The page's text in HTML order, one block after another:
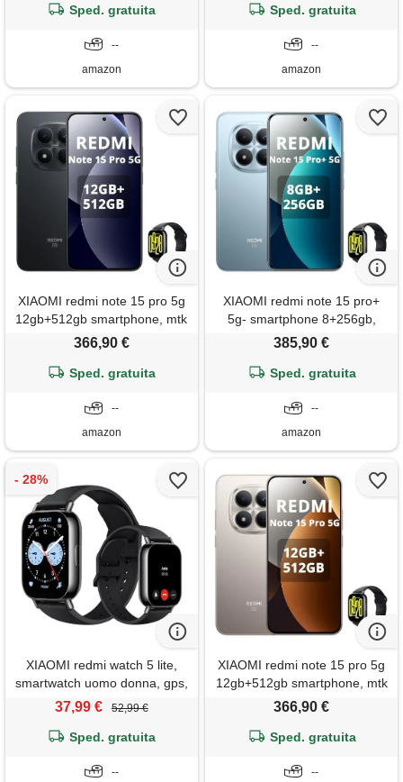
6,59 120 hz, snapdragon 8
incluso smart watch
Sped. gratuita
--
amazon
6,59" 120hz, snapdragon 8
incluso smart watch
Sped. gratuita
--
amazon
XIAOMI redmi note 15 pro 5g
12gb+512gb smartphone, mtk
dimensity 7400-ultra, 6.83
fotocamera, batteria
non, nero, incluso smart
watch
366,90 €
Sped. gratuita
--
amazon
XIAOMI redmi note 15 pro+
5g- smartphone 8+256gb,
display amoled 1.5k da 6,83,
fotocamera da 200mp,
blu, incluso smart watch
385,90 €
Sped. gratuita
--
amazon
XIAOMI redmi watch 5 lite,
smartwatch uomo donna, gps,
batteria 18 giorno, nero
37,99 € 52,99 €
Sped. gratuita
--
XIAOMI redmi note 15 pro 5g
12gb+512gb smartphone, mtk
dimensity 7400-ultra, 6.83
amoled display 200mp
fotocamera, batteria
non, titanio, incluso smart
366,90 €
Sped. gratuita
--